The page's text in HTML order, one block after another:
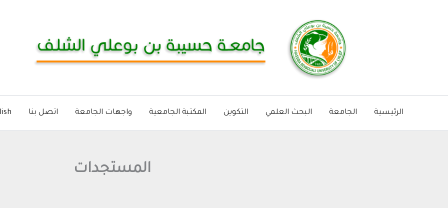
الرئيسية الجامعة البحث العلمي التكوين المكتبة الجامعية واجهات الجامعة اتصل بنا
المستجدات